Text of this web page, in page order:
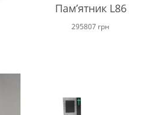
Пам’ятник L86
295807 грн